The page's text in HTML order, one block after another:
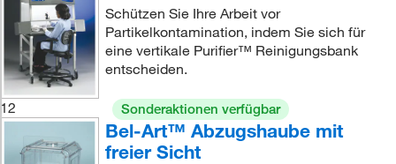
Schützen Sie Ihre Arbeit vor
Partikelkontamination, indem Sie sich für
eine vertikale Purifier™ Reinigungsbank
entscheiden.
12 Sonderaktionen verfügbar
Bel-Art™ Abzugshaube mit
freier Sicht